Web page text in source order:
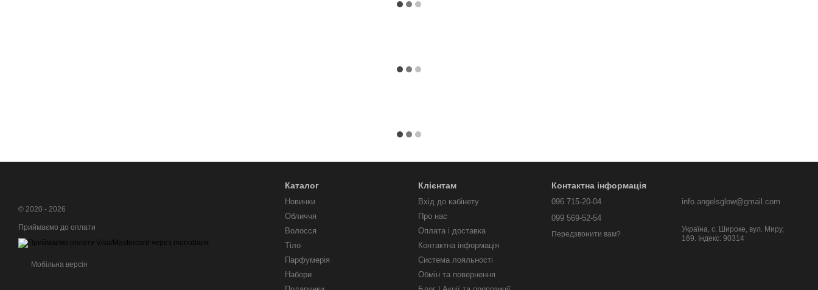
© 2020 - 2026
Приймаємо до оплати
Мобільна версія
Каталог
Новинки
Обличчя
Волосся
Тіло
Парфумерія
Набори
Клієнтам
Вхід до кабінету
Про нас
Оплата і доставка
Контактна інформація
Система лояльності
Обмін та повернення
Контактна інформація
096 715-20-04
099 569-52-54
Передзвонити вам?
info.angelsglow@gmail.com
Україна, c. Широке, вул. Миру,
169. Індекс: 90314